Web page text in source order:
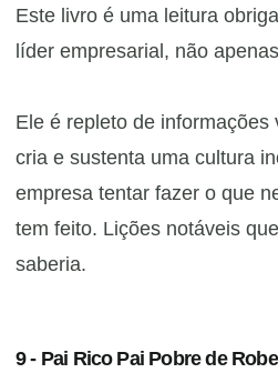
Este livro é uma leitura
líder empresarial, não
Ele é repleto de informações
cria e sustenta uma cultura
empresa tentar fazer o que
tem feito. Lições notáveis
saberia.
9 - Pai Rico Pai Pobre de